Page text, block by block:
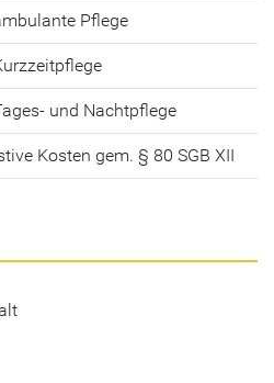
Pfle­ge
und Nacht­pfle­ge
Kos­ten gem. § 80 SGB XII